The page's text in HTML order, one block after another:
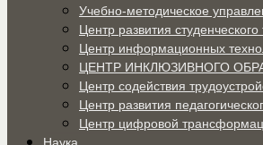
Учебно-методическое
Центр развития
Центр информационных
ЦЕНТР ИНКЛЮЗИВНОГО
Центр содействия
Центр развития
Центр цифровой